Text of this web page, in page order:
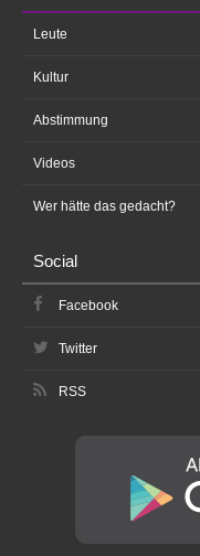
Leute
Kultur
Abstimmung
Videos
Wer hätte das gedacht?
Social
Facebook
Twitter
RSS